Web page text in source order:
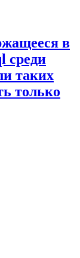
в
среди
таких
только